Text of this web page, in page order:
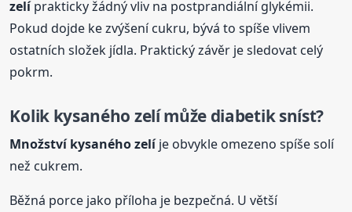
zelíprakticky žádný vliv na postprandiální glykémii.
Pokud dojde ke zvýšení cukru, bývá to spíše vlivem
ostatních složek jídla. Praktický závěr je sledovat celý
pokrm.
Kolik kysaného zelímůže diabetik sníst?
Množstvíkysanéhozelíje obvykle omezeno spíše solí
než cukrem.
Běžná porce jako příloha je bezpečná. U větší